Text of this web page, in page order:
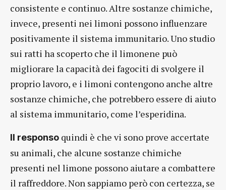
consistente e continuo. Altre sostanze chimiche,
invece, presenti nei limoni possono influenzare
positivamente il sistema immunitario. Uno studio
sui ratti ha scoperto che il limonene può
migliorare la capacità dei fagociti di svolgere il
proprio lavoro, e i limoni contengono anche altre
sostanze chimiche, che potrebbero essere di aiuto
al sistema immunitario, come l’esperidina.
Il responso quindi è che vi sono prove accertate
su animali, che alcune sostanze chimiche
presenti nel limone possono aiutare a combattere
il raffreddore. Non sappiamo però con certezza, se